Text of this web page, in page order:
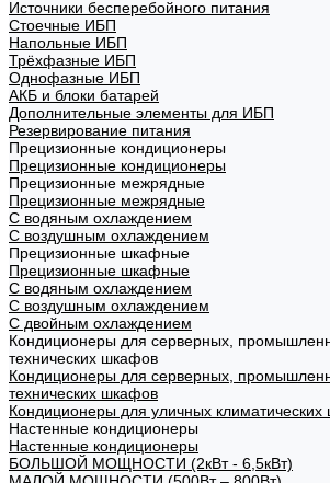
Источники бесперебойного питания
Стоечные ИБП
Напольные ИБП
Трёхфазные ИБП
Однофазные ИБП
АКБ и блоки батарей
Дополнительные элементы для ИБП
Резервирование питания
Прецизионные кондиционеры
Прецизионные кондиционеры
Прецизионные межрядные
Прецизионные межрядные
С водяным охлаждением
С воздушным охлаждением
Прецизионные шкафные
Прецизионные шкафные
С водяным охлаждением
С воздушным охлаждением
С двойным охлаждением
Кондиционеры для серверных,
технических шкафов
Кондиционеры для серверных,
технических шкафов
Кондиционеры для уличных
Настенные кондиционеры
Настенные кондиционеры
БОЛЬШОЙ МОЩНОСТИ (2кВт - 6,5кВт)